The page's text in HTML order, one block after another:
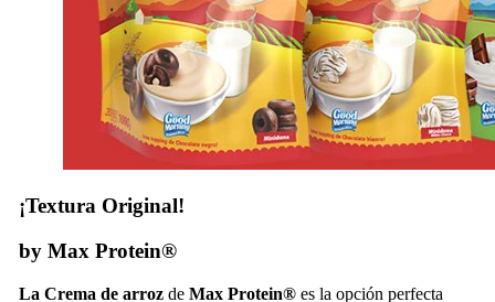
¡Textura Original!
by Max Protein®
La Crema de arrozde Max Protein®es la opción perfecta